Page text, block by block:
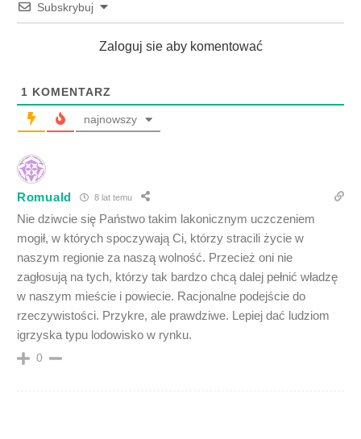
Subskrybuj
Zaloguj sie aby komentować
1 KOMENTARZ
najnowszy
Romuald 8 lat temu
Nie dziwcie się Państwo takim lakonicznym uczczeniem
mogił, w których spoczywają Ci, którzy stracili życie w
naszym regionie za naszą wolność. Przecież oni nie
zagłosują na tych, którzy tak bardzo chcą dalej pełnić władzę
w naszym mieście i powiecie. Racjonalne podejście do
rzeczywistości. Przykre, ale prawdziwe. Lepiej dać ludziom
igrzyska typu lodowisko w rynku.
0